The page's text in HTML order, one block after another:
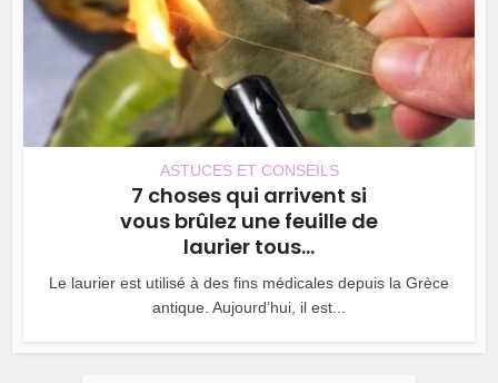
ASTUCES ET CONSEILS
7 choses qui arrivent si
vous brûlez une feuille de
laurier tous...
Le laurier est utilisé à des fins médicales depuis la Grèce
antique. Aujourd’hui, il est...